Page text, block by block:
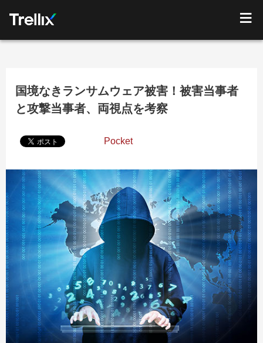
国境なきランサムウェア被害！被害当事者
と攻撃当事者、両視点を考察
Pocket